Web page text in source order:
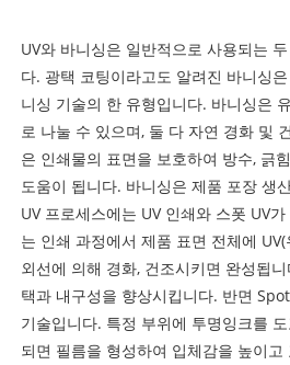
UV와 바니싱은 일반적으로 사용되는
다. 광택 코팅이라고도 알려진 바니싱
니싱 기술의 한 유형입니다. 바니싱은
로 나눌 수 있으며, 둘 다 자연 경화 및
은 인쇄물의 표면을 보호하여 방수, 긁
도움이 됩니다. 바니싱은 제품 포장 생
UV 프로세스에는 UV 인쇄와 스폿 UV
는 인쇄 과정에서 제품 표면 전체에
외선에 의해 경화, 건조시키면 완성됩
택과 내구성을 향상시킵니다. 반면
기술입니다. 특정 부위에 투명잉크를
되면 필름을 형성하여 입체감을 높이